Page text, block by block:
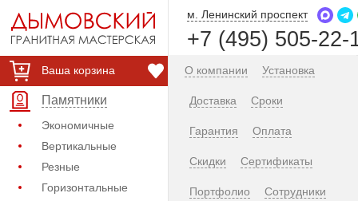
Ваша корзина
Памятники
Экономичные
Вертикальные
Резные
Горизонтальные
м. Ленинский проспект
+7 (495) 505-22-
О компании Установка
Доставка Сроки
Гарантия Оплата
Скидки Сертификаты
Портфолио Сотрудники